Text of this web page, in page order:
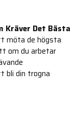
Kräver Det Bästa
möta de högsta
om du arbetar
bli din trogna